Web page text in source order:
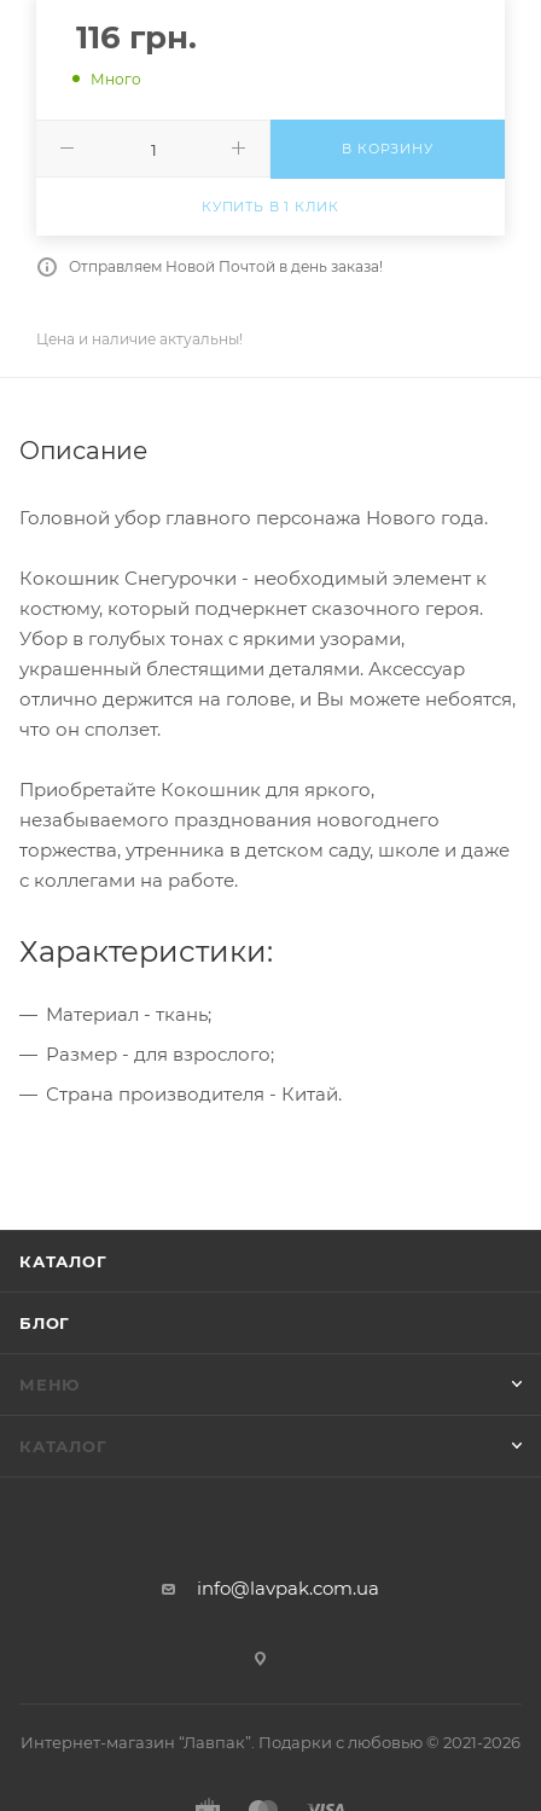
116 грн.
Много
В КОРЗИНУ
КУПИТЬ В 1 КЛИК
Отправляем Новой Почтой в день заказа!
Цена и наличие актуальны!
Описание
Головной убор главного персонажа Нового года.
Кокошник Снегурочки - необходимый элемент к
костюму, который подчеркнет сказочного героя.
Убор в голубых тонах с яркими узорами,
украшенный блестящими деталями. Аксессуар
отлично держится на голове, и Вы можете небоятся,
что он сползет.
Приобретайте Кокошник для яркого,
незабываемого празднования новогоднего
торжества, утренника в детском саду, школе и даже
с коллегами на работе.
Характеристики:
Материал - ткань;
Размер - для взрослого;
Страна производителя - Китай.
КАТАЛОГ
БЛОГ
МЕНЮ
КАТАЛОГ
info@lavpak.com.ua
Интернет-магазин “Лавпак”. Подарки с любовью © 2021-2026